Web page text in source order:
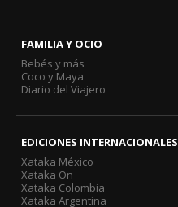
FAMILIA Y OCIO
Bebés y más
Coco y Maya
Diario del Viajero
EDICIONES INTERNACIONALES
Xataka México
Xataka On
Xataka Colombia
Xataka Argentina